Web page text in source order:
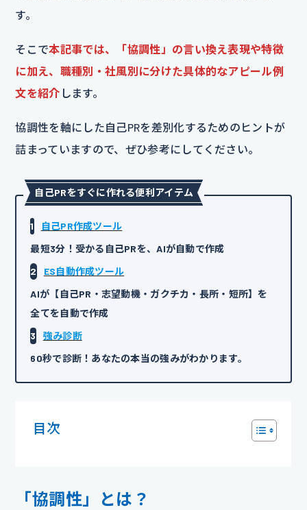
す。
そこで本記事では、「協調性」の言い換え表現や特徴
に加え、職種別・社風別に分けた具体的なアピール例
文を紹介 します。
協調性を軸にした自己PRを差別化するためのヒントが
詰まっていますので、ぜひ参考にしてください。
自己PRをすぐに作れる便利アイテム
1
自己PR作成ツール
最短3分！受かる自己PRを、AIが自動で作成
2
ES自動作成ツール
AIが【自己PR・志望動機・ガクチカ・長所・短所】を
全てを自動で作成
3
強み診断
60秒で診断！あなたの本当の強みがわかります。
目次
「協調性」とは？